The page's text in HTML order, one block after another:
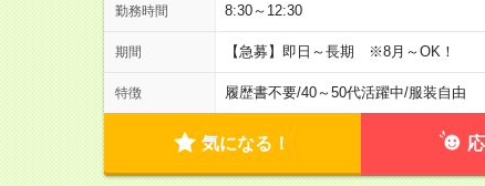
勤務時間 8:30～12:30
期間 【急募】即日～長期 ※8月～OK！
特徴 履歴書不要/40～50代活躍中/服装自由
気になる！